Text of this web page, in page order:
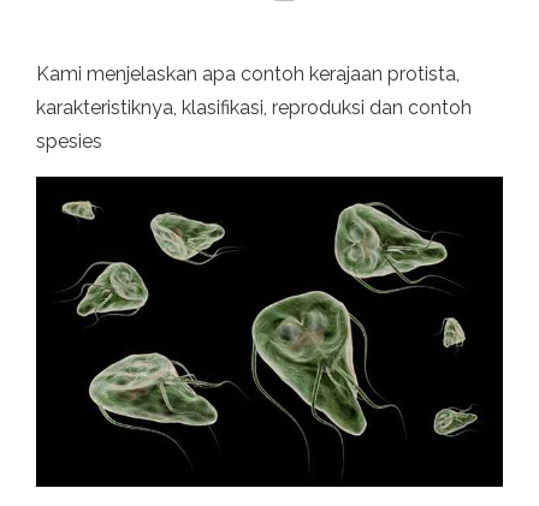
Kami menjelaskan apa contoh kerajaan protista,
karakteristiknya, klasifikasi, reproduksi dan contoh
spesies